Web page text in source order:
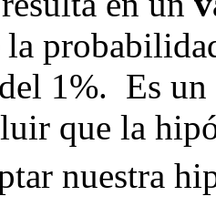
del 1%. Es
que la
nuestra